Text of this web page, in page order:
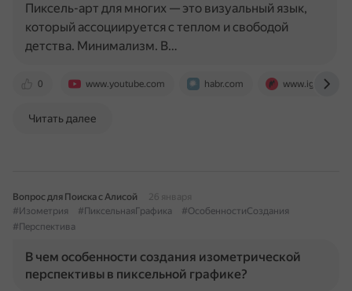
0 www.youtube.com habr.com
Пиксель-арт для многих — это визуальный язык,
который ассоциируется с теплом и свободой
детства. Минимализм. В…
Читать далее
Вопрос для Поиска с Алисой
26 января
#Изометрия
#ПиксельнаяГрафика
#ОсобенностиСоздания
#Перспектива
В чем особенности создания изометрической
перспективы в пиксельной графике?